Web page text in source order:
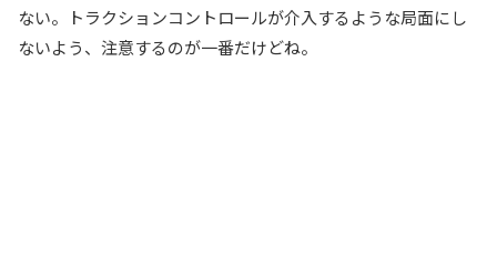
ない。トラクションコントロールが介入するような局面にし
ないよう、注意するのが一番だけどね。